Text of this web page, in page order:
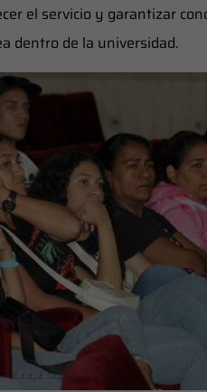
el servicio y garantizar
dentro de la universidad.